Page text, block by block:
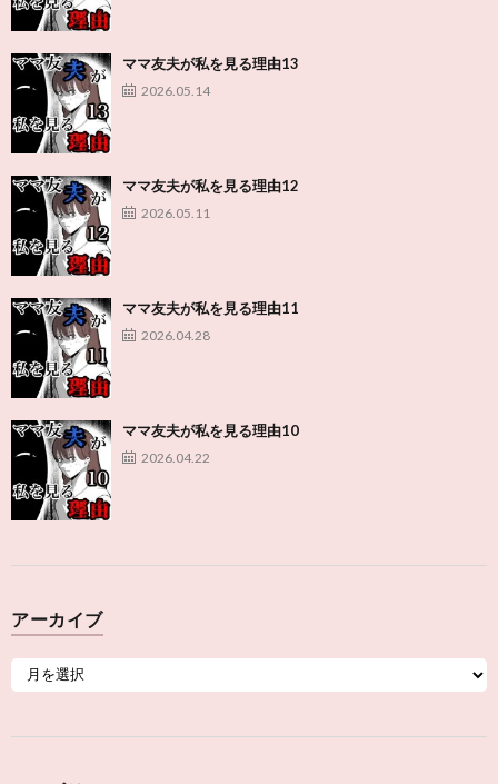
ママ友夫が私を見る理由13
2026.05.14
ママ友夫が私を見る理由12
2026.05.11
ママ友夫が私を見る理由11
2026.04.28
ママ友夫が私を見る理由10
2026.04.22
アーカイブ